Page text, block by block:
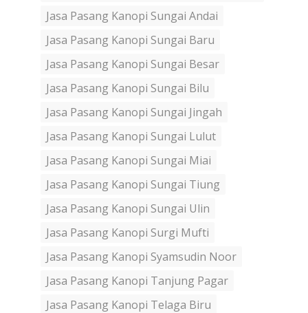
Jasa Pasang Kanopi Sungai Andai
Jasa Pasang Kanopi Sungai Baru
Jasa Pasang Kanopi Sungai Besar
Jasa Pasang Kanopi Sungai Bilu
Jasa Pasang Kanopi Sungai Jingah
Jasa Pasang Kanopi Sungai Lulut
Jasa Pasang Kanopi Sungai Miai
Jasa Pasang Kanopi Sungai Tiung
Jasa Pasang Kanopi Sungai Ulin
Jasa Pasang Kanopi Surgi Mufti
Jasa Pasang Kanopi Syamsudin Noor
Jasa Pasang Kanopi Tanjung Pagar
Jasa Pasang Kanopi Telaga Biru